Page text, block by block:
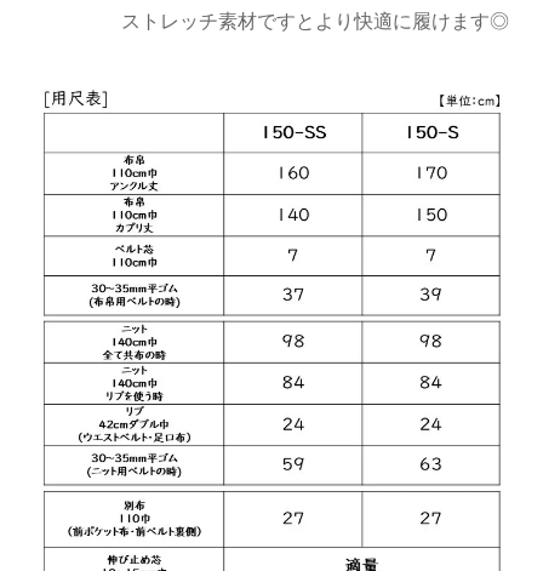
ストレッチ素材ですとより快適に履けます◎